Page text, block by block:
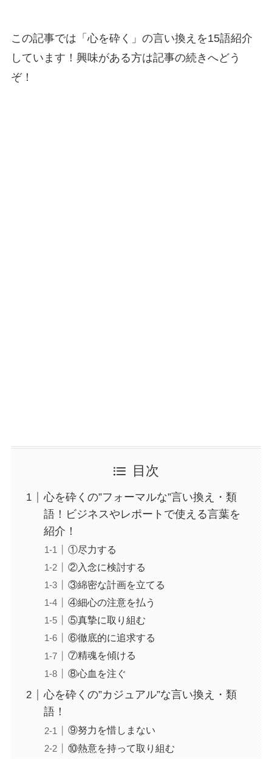
この記事では「心を砕く」の言い換えを15語紹介
しています！興味がある方は記事の続きへどう
ぞ！
目次
心を砕くの”フォーマルな”言い換え・類
語！ビジネスやレポートで使える言葉を
紹介！
①尽力する
②入念に検討する
③綿密な計画を立てる
④細心の注意を払う
⑤真摯に取り組む
⑥徹底的に追求する
⑦精魂を傾ける
⑧心血を注ぐ
心を砕くの”カジュアル”な言い換え・類
語！
⑨努力を惜しまない
⑩熱意を持って取り組む